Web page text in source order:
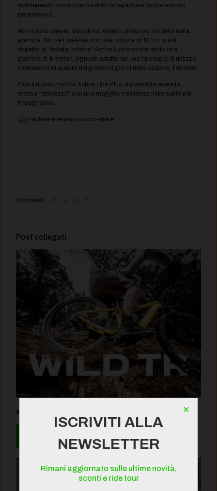
mantenendo come punto saldo l’erogazione: dolce e molto
progressiva.
Non è solo questo, Bosch ha inserito un nuovo modello nella
gamma: Active Line Plus con una coppia di 10 nm in più
rispetto al “fratello minore” Active Line completando una
gamma di 4 motori, ognuno adatto ad una tipologia di utilizzo.
(parleremo di questo nei prossimi giorni nella sezione Tecnica)
Con il nuovo motore Active Line Plus, è possibile avere la
stessa “dolcezza” con una maggiore potenza nelle salite più
impegnative.
Condividi
Post collegati
Wild TR 2027
ISCRIVITI ALLA
NEWSLETTER
Rimani aggiornato sulle ultime novità,
sconti e ride tour
×